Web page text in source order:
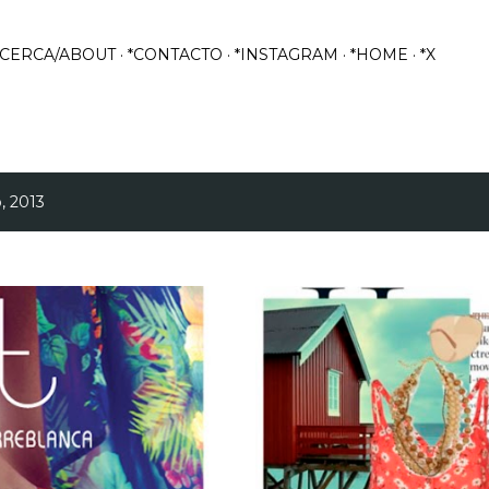
ABOUT *CONTACTO *INSTAGRAM *HOME *X
2013